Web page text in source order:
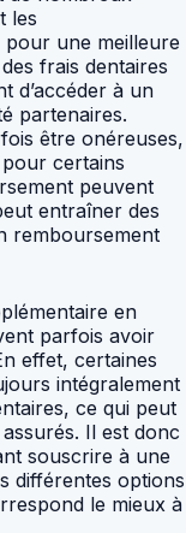
les
pour une meilleure
frais dentaires
d’accéder à un
partenaires.
être onéreuses,
certains
peuvent
entraîner des
remboursement
en
parfois avoir
effet, certaines
intégralement
ce qui peut
Il est donc
souscrire à une
différentes options
le mieux à